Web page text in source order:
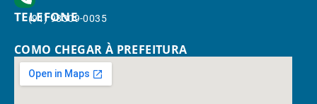
TELEFONE
(91) 98309-0035
COMO CHEGAR À PREFEITURA